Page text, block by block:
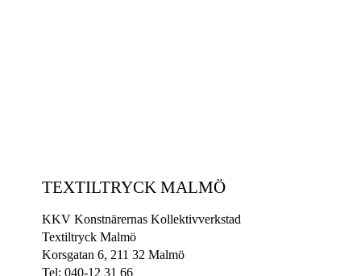
TEXTILTRYCK MALMÖ
KKV Konstnärernas Kollektivverkstad
Textiltryck Malmö
Korsgatan 6, 211 32 Malmö
Tel: 040-12 31 66